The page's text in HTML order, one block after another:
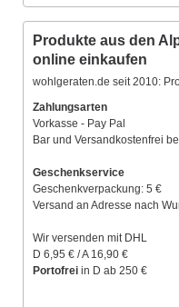
Produkte aus den
online einkaufen
wohlgeraten.de seit 2010:
Zahlungsarten
Vorkasse - Pay Pal
Bar und Versandkostenfrei
Geschenkservice
Geschenkverpackung: 5 €
Versand an Adresse nach
Wir versenden mit DHL
D 6,95 € / A 16,90 €
Portofrei in D ab 250 €